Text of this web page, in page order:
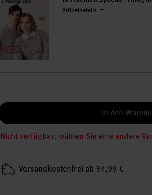
Artikeldetails
In den
Nicht verfügbar, wählen Sie eine andere
Versand­kosten­frei ab 34,99 €